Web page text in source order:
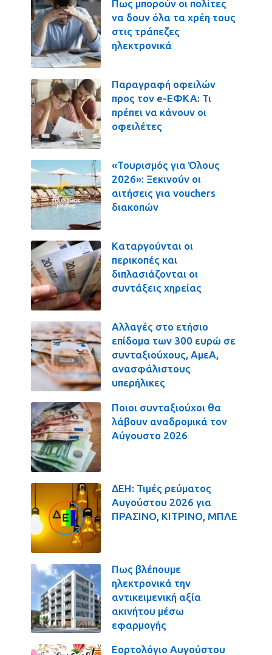
Πως μπορούν οι πολίτες
να δουν όλα τα χρέη τους
στις τράπεζες
ηλεκτρονικά
Παραγραφή οφειλών
προς τον e-ΕΦΚΑ: Τι
πρέπει να κάνουν οι
οφειλέτες
«Τουρισμός για Όλους
2026»: Ξεκινούν οι
αιτήσεις για vouchers
διακοπών
Καταργούνται οι
περικοπές και
διπλασιάζονται οι
συντάξεις χηρείας
Αλλαγές στο ετήσιο
επίδομα των 300 ευρώ σε
συνταξιούχους, ΑμεΑ,
ανασφάλιστους
υπερήλικες
Ποιοι συνταξιούχοι θα
λάβουν αναδρομικά τον
Αύγουστο 2026
ΔΕΗ: Τιμές ρεύματος
Αυγούστου 2026 για
ΠΡΑΣΙΝΟ, ΚΙΤΡΙΝΟ, ΜΠΛΕ
Πως βλέπουμε
ηλεκτρονικά την
αντικειμενική αξία
ακινήτου μέσω
εφαρμογής
Εορτολόγιο Αυγούστου